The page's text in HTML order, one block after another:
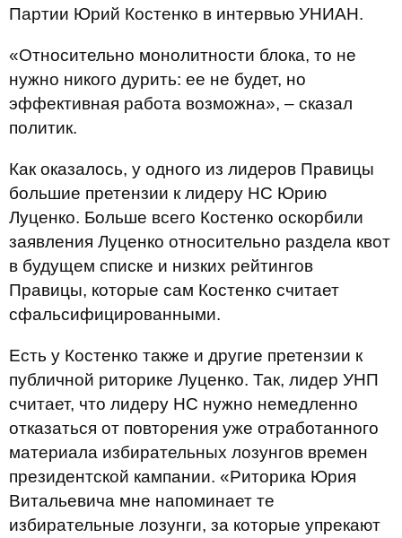
Партии Юрий Костенко в интервью УНИАН.
«Относительно монолитности блока, то не
нужно никого дурить: ее не будет, но
эффективная работа возможна», – сказал
политик.
Как оказалось, у одного из лидеров Правицы
большие претензии к лидеру НС Юрию
Луценко. Больше всего Костенко оскорбили
заявления Луценко относительно раздела квот
в будущем списке и низких рейтингов
Правицы, которые сам Костенко считает
сфальсифицированными.
Есть у Костенко также и другие претензии к
публичной риторике Луценко. Так, лидер УНП
считает, что лидеру НС нужно немедленно
отказаться от повторения уже отработанного
материала избирательных лозунгов времен
президентской кампании. «Риторика Юрия
Витальевича мне напоминает те
избирательные лозунги, за которые упрекают